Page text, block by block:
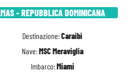
- REPUBBLICA DOMINICANA
Destinazione:Caraibi
Nave:MSC Meraviglia
Imbarco:Miami